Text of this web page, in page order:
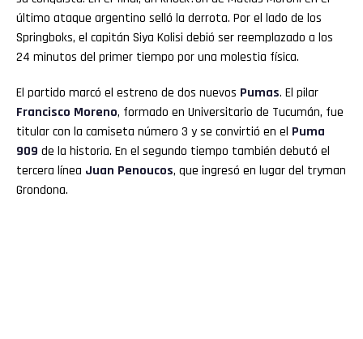
último ataque argentino selló la derrota. Por el lado de los
Springboks, el capitán Siya Kolisi debió ser reemplazado a los
24 minutos del primer tiempo por una molestia física.
El partido marcó el estreno de dos nuevos Pumas. El pilar
Francisco Moreno, formado en Universitario de Tucumán, fue
titular con la camiseta número 3 y se convirtió en el Puma
909 de la historia. En el segundo tiempo también debutó el
tercera línea Juan Penoucos, que ingresó en lugar del tryman
Grondona.